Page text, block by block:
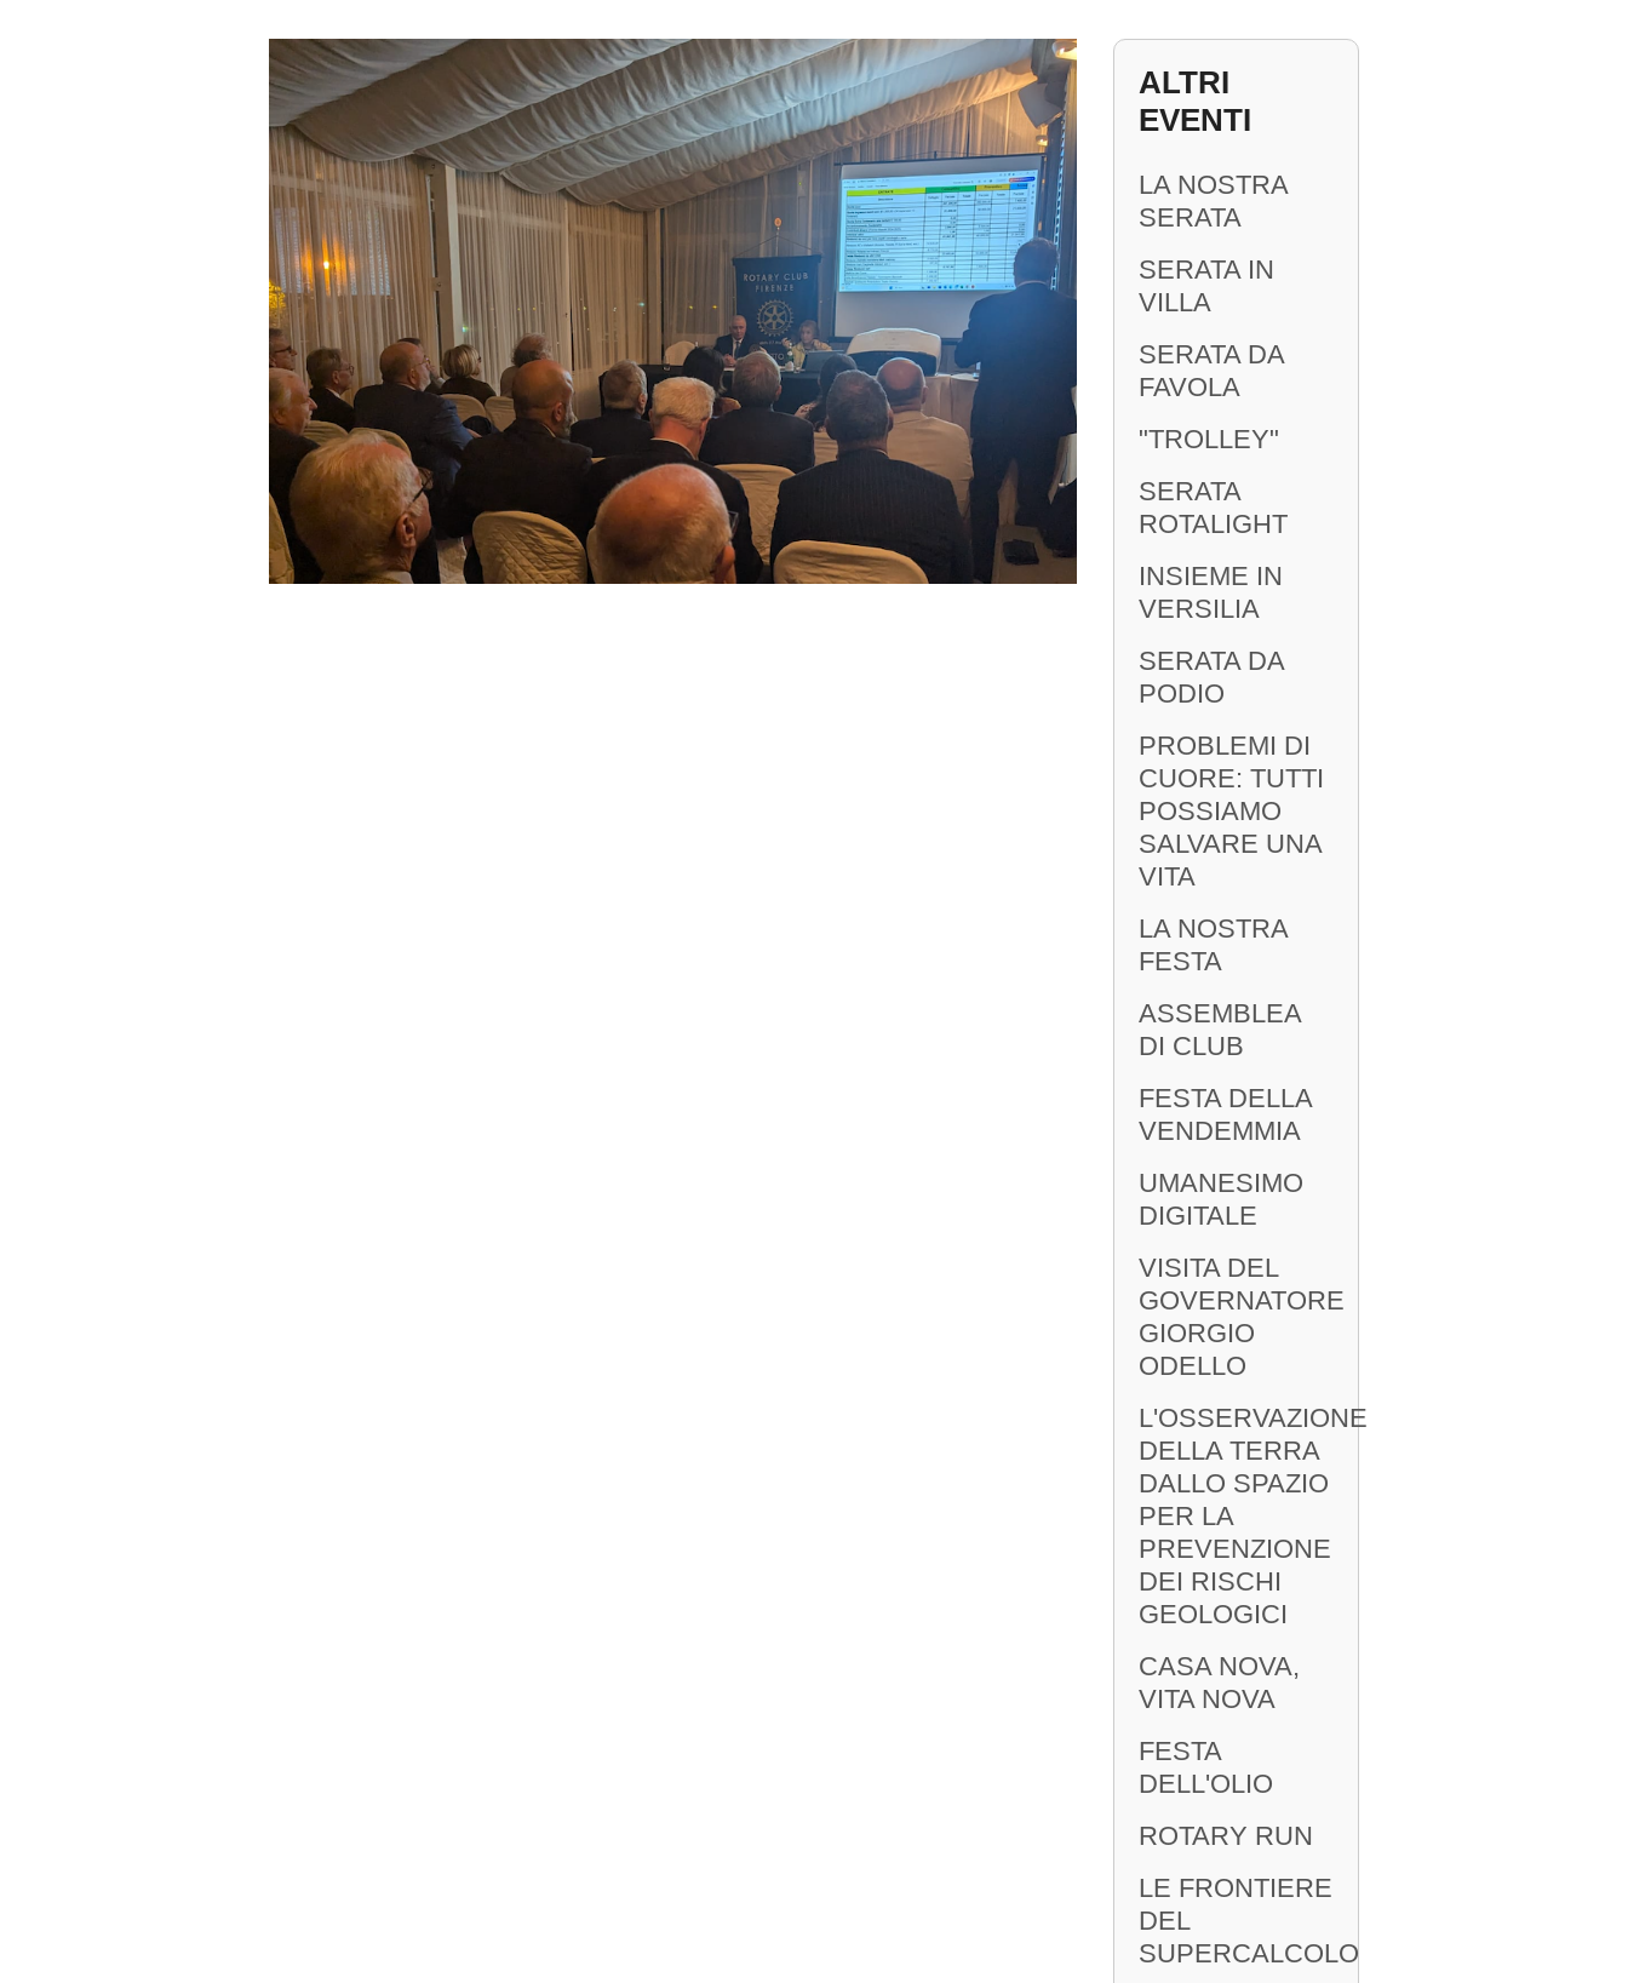
ALTRI
EVENTI
LA NOSTRA
SERATA
SERATA IN
VILLA
SERATA DA
FAVOLA
"TROLLEY"
SERATA
ROTALIGHT
INSIEME IN
VERSILIA
SERATA DA
PODIO
PROBLEMI DI
CUORE: TUTTI
POSSIAMO
SALVARE UNA
VITA
LA NOSTRA
FESTA
ASSEMBLEA
DI CLUB
FESTA DELLA
VENDEMMIA
UMANESIMO
DIGITALE
VISITA DEL
GOVERNATORE
GIORGIO
ODELLO
L'OSSERVAZIONE
DELLA TERRA
DALLO SPAZIO
PER LA
PREVENZIONE
DEI RISCHI
GEOLOGICI
CASA NOVA,
VITA NOVA
FESTA
DELL'OLIO
ROTARY RUN
LE FRONTIERE
DEL
SUPERCALCOLO